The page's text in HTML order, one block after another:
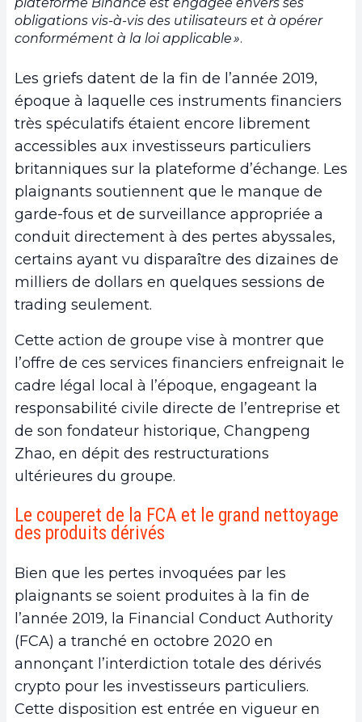
obligations vis-à-vis des utilisateurs et à opérer
conformément à la loi applicable ».
Les griefs datent de la fin de l’année 2019,
époque à laquelle ces instruments financiers
très spéculatifs étaient encore librement
accessibles aux investisseurs particuliers
britanniques sur la plateforme d’échange. Les
plaignants soutiennent que le manque de
garde-fous et de surveillance appropriée a
conduit directement à des pertes abyssales,
certains ayant vu disparaître des dizaines de
milliers de dollars en quelques sessions de
trading seulement.
Cette action de groupe vise à montrer que
l’offre de ces services financiers enfreignait le
cadre légal local à l’époque, engageant la
responsabilité civile directe de l’entreprise et
de son fondateur historique, Changpeng
Zhao, en dépit des restructurations
ultérieures du groupe.
Le couperet de la FCA et le grand nettoyage
des produits dérivés
Bien que les pertes invoquées par les
plaignants se soient produites à la fin de
l’année 2019, la Financial Conduct Authority
(FCA) a tranché en octobre 2020 en
annonçant l’interdiction totale des dérivés
crypto pour les investisseurs particuliers.
Cette disposition est entrée en vigueur en